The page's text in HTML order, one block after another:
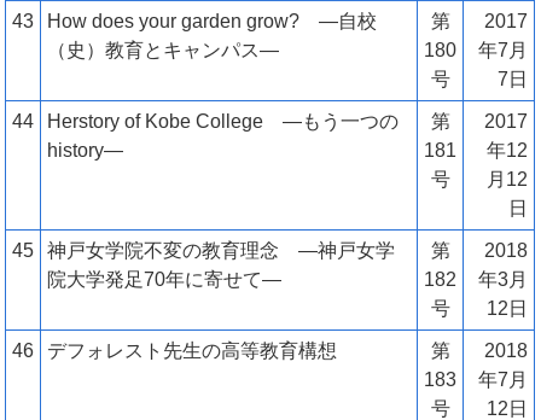
43
How does your garden grow? ―自校
（史）教育とキャンパス―
第
180
号
2017
年7月
7日
44
Herstory of Kobe College ―もう一つの
history―
第
181
号
2017
年12
月12
日
45
神戸女学院不変の教育理念 ―神戸女学
院大学発足70年に寄せて―
第
182
号
2018
年3月
12日
46 デフォレスト先生の高等教育構想
第
183
号
2018
年7月
12日